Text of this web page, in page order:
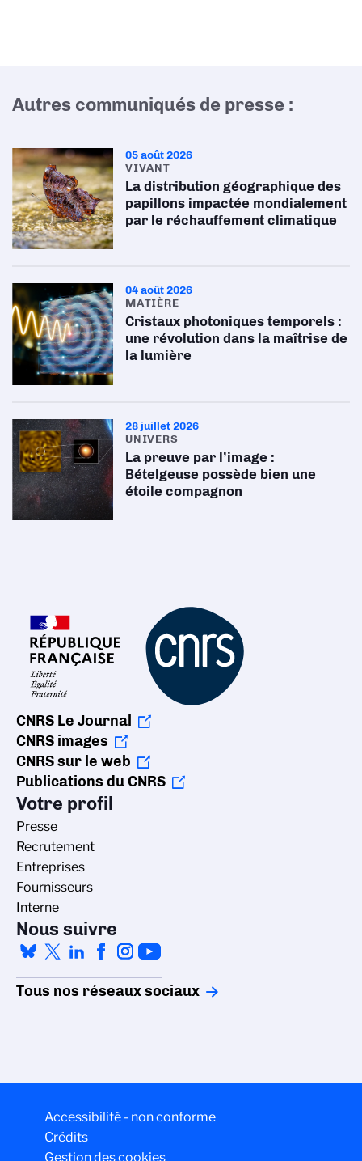
Autres communiqués de presse :
05 août 2026
VIVANT
La distribution géographique des
papillons impactée mondialement
par le réchauffement climatique
04 août 2026
MATIÈRE
Cristaux photoniques temporels :
une révolution dans la maîtrise de
la lumière
28 juillet 2026
UNIVERS
La preuve par l’image :
Bételgeuse possède bien une
étoile compagnon
CNRS Le Journal
CNRS images
CNRS sur le web
Publications du CNRS
Votre profil
Presse
Recrutement
Entreprises
Fournisseurs
Interne
Nous suivre
Tous nos réseaux sociaux
Accessibilité - non conforme
Crédits
Gestion des cookies